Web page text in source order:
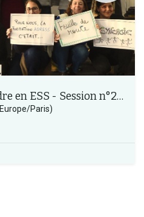
Formation Entreprendre en ESS - Session n°2_2025
Europe/Paris)